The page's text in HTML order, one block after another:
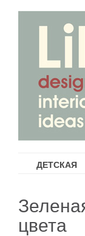
ДЕТСКАЯ
цвета